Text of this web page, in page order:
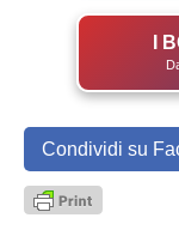
I
Condividi su